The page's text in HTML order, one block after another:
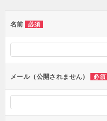
名前 必須
メール（公開されません） 必須